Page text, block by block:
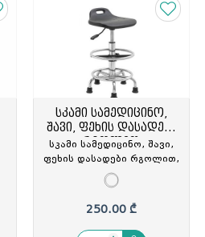
სკამი სამედიცინო,
შავი, ფეხის დასადები
რგოლით,
სკამი სამედიცინო, შავი,
ფეხის დასადები რგოლით,
ანტისტატიკური,
ქრომირებული ფეხი,
OH8001, HSH-860006
250.00 ₾